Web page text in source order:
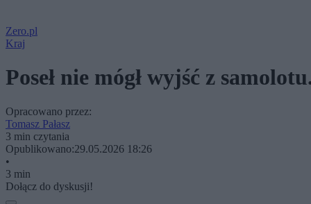
Zero.pl
Kraj
Poseł nie mógł wyjść z
Opracowano przez:
Tomasz Pałasz
3 min czytania
Opublikowano:29.05.2026 18:26
•
3 min
Dołącz do dyskusji!